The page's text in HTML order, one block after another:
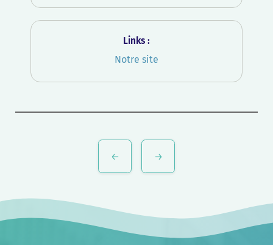
Links :
Notre site